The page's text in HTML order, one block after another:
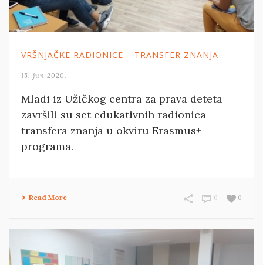
VRŠNJAČKE RADIONICE – TRANSFER ZNANJA
15. jun 2020.
Mladi iz Užičkog centra za prava deteta
završili su set edukativnih radionica –
transfera znanja u okviru Erasmus+
programa.
Read More 0
0